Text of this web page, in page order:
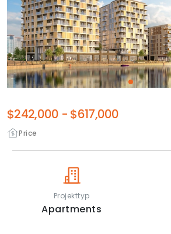
Price
$242,000 - $617,000
Projekttyp
Apartments